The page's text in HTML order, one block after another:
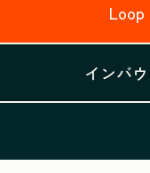
Loop
インバ